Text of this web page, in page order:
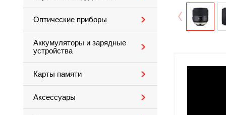
Оптические приборы
Аккумуляторы и зарядные
устройства
Карты памяти
Аксессуары